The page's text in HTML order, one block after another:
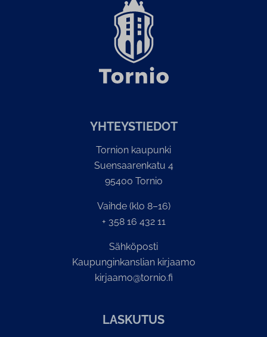
YH­TEYS­TIE­DOT
Tornion kaupunki
Suensaarenkatu 4
95400 Tornio
Vaihde (klo 8–16)
+ 358 16 432 11
Sähköposti
Kaupunginkanslian kirjaamo
kirjaamo@tornio.fi
LASKUTUS